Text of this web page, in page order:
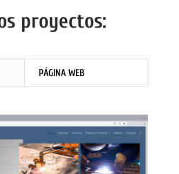
proyectos:
PÁGINA WEB